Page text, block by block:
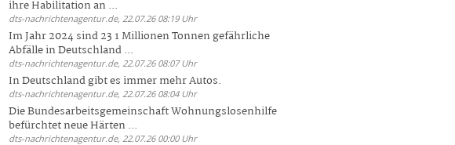
ihre Habilitation an ...
dts-nachrichtenagentur.de, 22.07.26 08:19 Uhr
Im Jahr 2024 sind 23 1 Millionen Tonnen gefährliche
Abfälle in Deutschland ...
dts-nachrichtenagentur.de, 22.07.26 08:07 Uhr
In Deutschland gibt es immer mehr Autos.
dts-nachrichtenagentur.de, 22.07.26 08:04 Uhr
Die Bundesarbeitsgemeinschaft Wohnungslosenhilfe
befürchtet neue Härten ...
dts-nachrichtenagentur.de, 22.07.26 00:00 Uhr